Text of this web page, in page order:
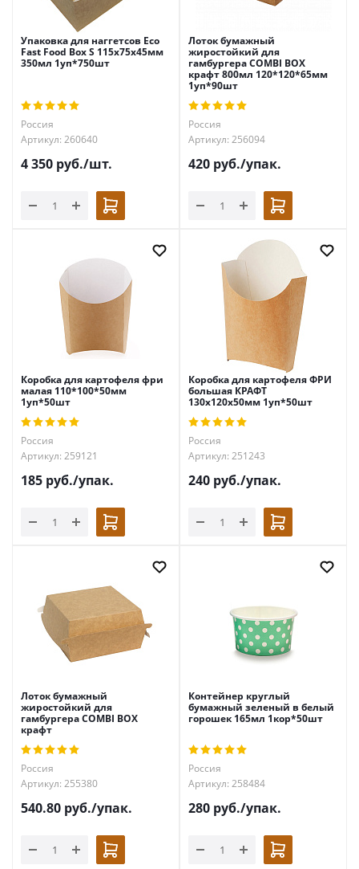
Упаковка для наггетсов Eco
Fast Food Box S 115x75x45мм
350мл 1уп*750шт
Россия
Артикул: 260640
4 350 руб./шт.
Лоток бумажный
жиростойкий для
гамбургера COMBI BOX
крафт 800мл 120*120*65мм
1уп*90шт
Россия
Артикул: 256094
420 руб./упак.
Коробка для картофеля фри
малая 110*100*50мм
1уп*50шт
Россия
Артикул: 259121
185 руб./упак.
Коробка для картофеля ФРИ
большая КРАФТ
130х120х50мм 1уп*50шт
Россия
Артикул: 251243
240 руб./упак.
Лоток бумажный
жиростойкий для
гамбургера COMBI BOX
крафт
Россия
Артикул: 255380
540.80 руб./упак.
Контейнер круглый
бумажный зеленый в белый
горошек 165мл 1кор*50шт
Россия
Артикул: 258484
280 руб./упак.